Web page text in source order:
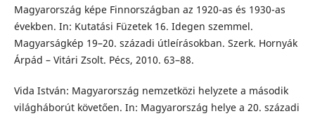
Magyarország képe Finnországban az 1920-as és 1930-as
években. In: Kutatási Füzetek 16. Idegen szemmel.
Magyarságkép 19–20. századi útleírásokban. Szerk. Hornyák
Árpád – Vitári Zsolt. Pécs, 2010. 63–88.
Vida István: Magyarország nemzetközi helyzete a második
világháborút követően. In: Magyarország helye a 20. századi